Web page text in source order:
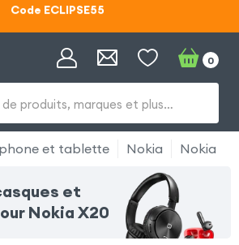
Code ECLIPSE55
de produits, marques et plus…
0
et tablette Nokia Nokia
et
Nokia X20